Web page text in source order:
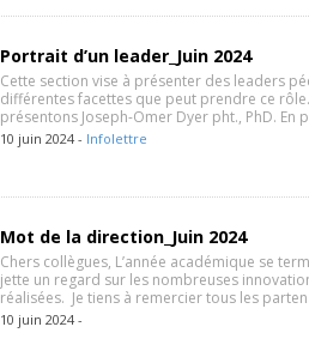
Portrait d’un leader_Juin 2024
Cette section vise à présenter des leaders
différentes facettes que peut prendre ce
présentons Joseph-Omer Dyer pht., PhD. En
10 juin 2024 - Infolettre
Mot de la direction_Juin 2024
Chers collègues, L’année académique se
jette un regard sur les nombreuses
réalisées. Je tiens à remercier tous les
10 juin 2024 -